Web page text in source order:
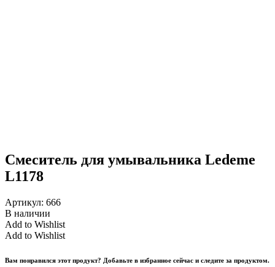
Смеситель для умывальника Ledeme
L1178
Артикул: 666
В наличии
Add to Wishlist
Add to Wishlist
Вам понравился этот продукт? Добавьте в избранное сейчас и следите за продуктом.